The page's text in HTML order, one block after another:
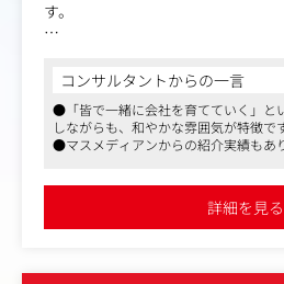
・インフルエンサータイアップ
・山手線広告、タクシー広告など
・AIを活用したレポート作成、リ
成、戦略立案
＜具体的な仕事内容＞
社内のマーケティングプランナー
門家と連携しながら下記のような
す。
開しており、EC部門の売上は順調
オンライン上で数千万円の商品を
るなど、高価格帯の商品を扱うス
事業の特徴です。
まずは商品登録や受注管理などの
中核メンバーとしてご活躍いただ
コンサルタントからの一言
●「皆で一緒に会社を育てていく」と
しながらも、和やかな雰囲気が特徴で
●マスメディアンからの紹介実績もあ
詳細を見る